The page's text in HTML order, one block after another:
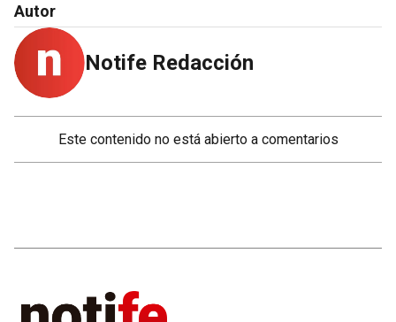
Autor
Notife Redacción
Este contenido no está abierto a comentarios